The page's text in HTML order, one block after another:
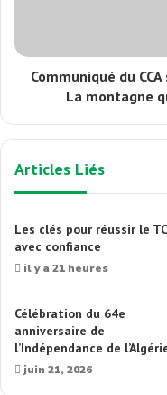
Communiqué du
La montagne
Articles Liés
Les clés pour réussir le
avec confiance
il y a 21 heures
Célébration du 64e
anniversaire de
l’Indépendance de
juin 21, 2026